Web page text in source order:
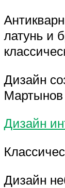
латунь и
Дизайн
Дизайн
Дизайн